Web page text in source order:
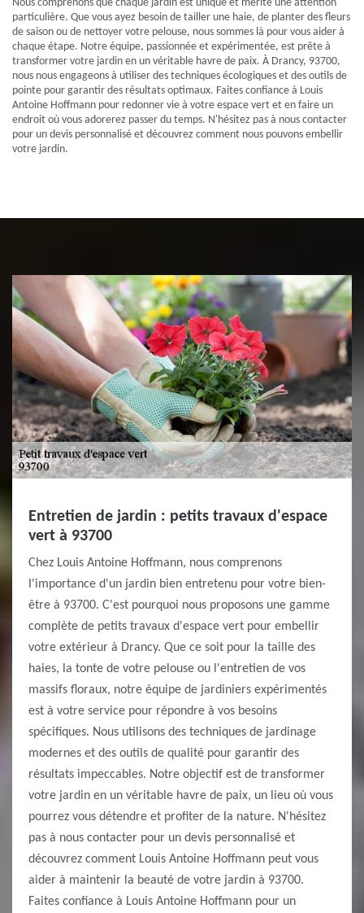
Nous comprenons que chaque jardin est unique et mérite une attention
particulière. Que vous ayez besoin de tailler une haie, de planter des fleurs
de saison ou de nettoyer votre pelouse, nous sommes là pour vous aider à
chaque étape. Notre équipe, passionnée et expérimentée, est prête à
transformer votre jardin en un véritable havre de paix. À Drancy, 93700,
nous nous engageons à utiliser des techniques écologiques et des outils de
pointe pour garantir des résultats optimaux. Faites confiance à Louis
Antoine Hoffmann pour redonner vie à votre espace vert et en faire un
endroit où vous adorerez passer du temps. N'hésitez pas à nous contacter
pour un devis personnalisé et découvrez comment nous pouvons embellir
votre jardin.
Entretien de jardin : petits travaux d'espace
vert à 93700
Chez Louis Antoine Hoffmann, nous comprenons
l'importance d'un jardin bien entretenu pour votre bien-
être à 93700. C'est pourquoi nous proposons une gamme
complète de petits travaux d'espace vert pour embellir
votre extérieur à Drancy. Que ce soit pour la taille des
haies, la tonte de votre pelouse ou l'entretien de vos
massifs floraux, notre équipe de jardiniers expérimentés
est à votre service pour répondre à vos besoins
spécifiques. Nous utilisons des techniques de jardinage
modernes et des outils de qualité pour garantir des
résultats impeccables. Notre objectif est de transformer
votre jardin en un véritable havre de paix, un lieu où vous
pourrez vous détendre et profiter de la nature. N'hésitez
pas à nous contacter pour un devis personnalisé et
découvrez comment Louis Antoine Hoffmann peut vous
aider à maintenir la beauté de votre jardin à 93700.
Faites confiance à Louis Antoine Hoffmann pour un